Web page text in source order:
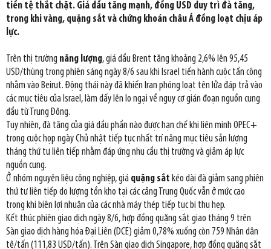
tiền tệ thắt chặt. Giá dầu tăng mạnh, đồng USD duy trì đà tăng,
trong khi vàng, quặng sắt và chứng khoán châu Á đồng loạt chịu áp
lực.
Trên thị trường năng lượng, giá dầu Brent tăng khoảng 2,6% lên 95,45
USD/thùng trong phiên sáng ngày 8/6 sau khi Israel tiến hành cuộc tấn công
nhằm vào Beirut. Động thái này đã khiến Iran phóng loạt tên lửa đáp trả vào
các mục tiêu của Israel, làm dấy lên lo ngại về nguy cơ gián đoạn nguồn cung
dầu từ Trung Đông.
Tuy nhiên, đà tăng của giá dầu phần nào được hạn chế khi liên minh OPEC+
trong cuộc họp ngày Chủ nhật tiếp tục nhất trí nâng mục tiêu sản lượng
tháng thứ tư liên tiếp nhằm đáp ứng nhu cầu thị trường và giảm áp lực
nguồn cung.
Ở nhóm nguyên liệu công nghiệp, giá quặng sắt kéo dài đà giảm sang phiên
thứ tư liên tiếp do lượng tồn kho tại các cảng Trung Quốc vẫn ở mức cao
trong khi biên lợi nhuận của các nhà máy thép tiếp tục bị thu hẹp.
Kết thúc phiên giao dịch ngày 8/6, hợp đồng quặng sắt giao tháng 9 trên
Sàn giao dịch hàng hóa Đại Liên (DCE) giảm 0,78% xuống còn 759 Nhân dân
tệ/tấn (111,83 USD/tấn). Trên Sàn giao dịch Singapore, hợp đồng quặng sắt